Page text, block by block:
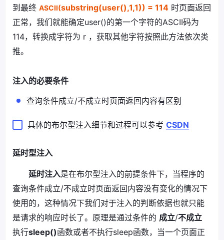
到最终 ASCII(substring(user(),1,1)) = 114 时页面返回
正常，我们就能确定user()的第一个字符的ASCII码为
114，转换成字符为 r ，获取其他字符按照此方法依次类
推。
注入的必要条件
查询条件成立/不成立时页面返回内容有区别
具体的布尔型注入细节和过程可以参考 CSDN
延时型注入
延时注入是在布尔型注入的前提条件下，当程序的
查询条件成立/不成立时页面返回内容没有变化的情况下
使用的，这种情况下我们对于注入的判断依据也就只能
是请求的响应时长了。原理是通过条件的 成立/不成立
执行sleep()函数或者不执行sleep函数，当一个页面正